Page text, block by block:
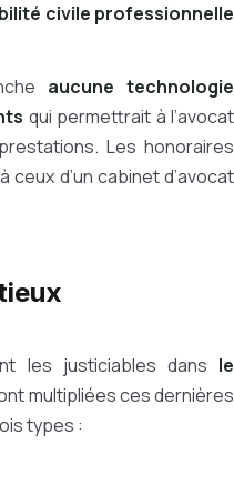
civile professionnelle
aucune technologie
qui permettrait à l’avocat
Les honoraires
d’un cabinet d’avocat
les justiciables dans le
multipliées ces dernières
types :